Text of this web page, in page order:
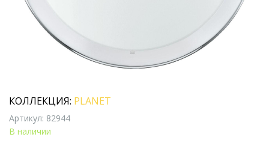
КОЛЛЕКЦИЯ: PLANET
Артикул: 82944
В наличии